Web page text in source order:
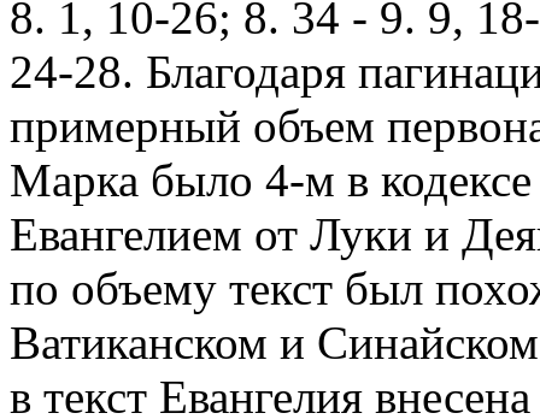
8. 1, 10-26; 8. 34 - 9. 9,
24-28. Благодаря
примерный объем
Марка было 4-м в
Евангелием от Луки и
по объему текст был
Ватиканском и
в текст Евангелия